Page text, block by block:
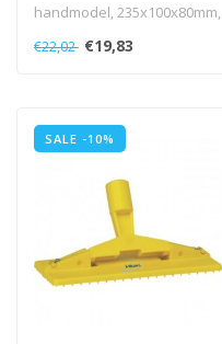
handmodel, 235x100x80mm,
€22,02 €19,83
SALE -10%